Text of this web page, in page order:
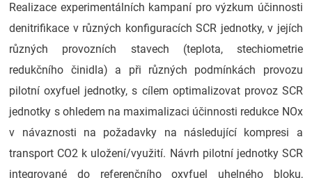
Realizace experimentálních kampaní pro výzkum účinnosti
denitrifikace v různých konfiguracích SCR jednotky, v jejích
různých provozních stavech (teplota, stechiometrie
redukčního činidla) a při různých podmínkách provozu
pilotní oxyfuel jednotky, s cílem optimalizovat provoz SCR
jednotky s ohledem na maximalizaci účinnosti redukce NOx
v návaznosti na požadavky na následující kompresi a
transport CO2 k uložení/využití. Návrh pilotní jednotky SCR
integrované do referenčního oxyfuel uhelného bloku,